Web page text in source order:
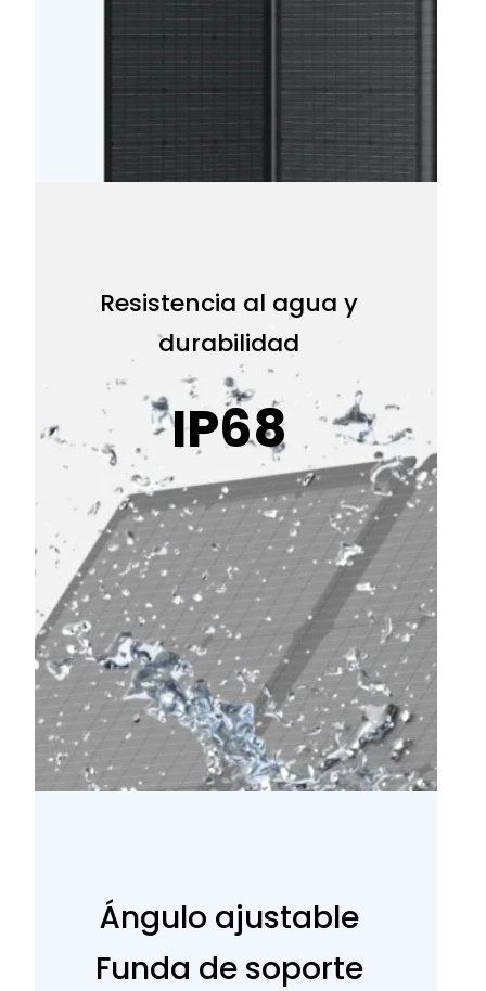
Resistencia al agua y
durabilidad
IP68
Ángulo ajustable
Funda de soporte